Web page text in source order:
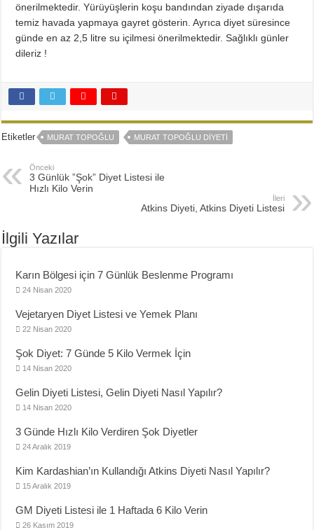
önerilmektedir. Yürüyüşlerin koşu bandından ziyade dışarıda
temiz havada yapmaya gayret gösterin. Ayrıca diyet süresince
günde en az 2,5 litre su içilmesi önerilmektedir. Sağlıklı günler
dileriz !
Etiketler MURAT TOPOĞLU MURAT TOPOĞLU DIYETI
Önceki
3 Günlük ”Şok” Diyet Listesi ile
Hızlı Kilo Verin
İleri
Atkins Diyeti, Atkins Diyeti Listesi
İlgili Yazılar
Karın Bölgesi için 7 Günlük Beslenme Programı
24 Nisan 2020
Vejetaryen Diyet Listesi ve Yemek Planı
22 Nisan 2020
Şok Diyet: 7 Günde 5 Kilo Vermek İçin
14 Nisan 2020
Gelin Diyeti Listesi, Gelin Diyeti Nasıl Yapılır?
14 Nisan 2020
3 Günde Hızlı Kilo Verdiren Şok Diyetler
24 Aralık 2019
Kim Kardashian’ın Kullandığı Atkins Diyeti Nasıl Yapılır?
15 Aralık 2019
GM Diyeti Listesi ile 1 Haftada 6 Kilo Verin
26 Kasım 2019